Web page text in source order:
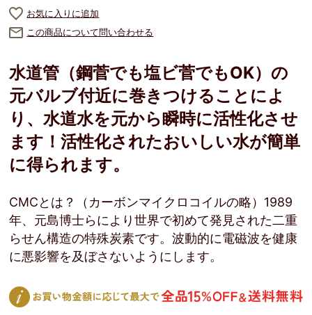
お気に入りに追加
この商品について問い合わせる
水道管（鋼菅でも塩ビ菅でもOK）の
元バルブ付近に巻きつけることによ
り、水道水を元から瞬時に活性化させ
ます！活性化されたおいしい水が簡単
に得られます。
CMCとは？（カーボンマイクロコイルの略）1989
年、元島博士らにより世界で初めて発見された二重
らせん構造の特殊炭素です。波動的に電磁波を健康
に悪影響を及ぼさないようにします。